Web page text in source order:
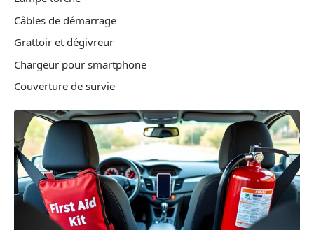
Câbles de démarrage
Grattoir et dégivreur
Chargeur pour smartphone
Couverture de survie